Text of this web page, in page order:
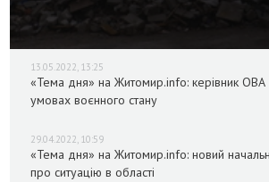
13.05.2022, 13:25
«Тема дня» на Житомир.info: керівник ОВА
умовах воєнного стану
29.04.2022, 10:59
«Тема дня» на Житомир.info: новий
про ситуацію в області